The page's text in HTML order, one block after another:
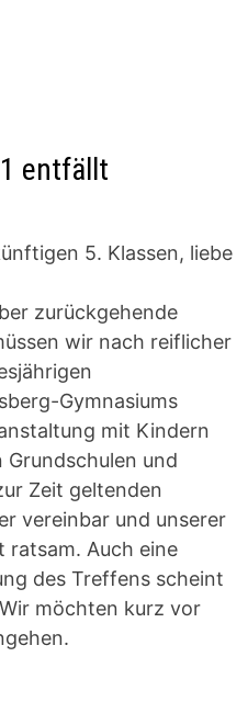
entfällt
5. Klassen, liebe
zurückgehende
wir nach reiflicher
Gymnasiums
mit Kindern
Grundschulen und
Zeit geltenden
vereinbar und unserer
ratsam. Auch eine
des Treffens scheint
möchten kurz vor